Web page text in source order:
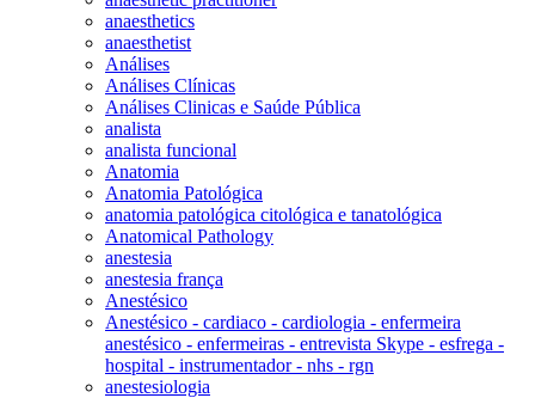
anaesthetics
anaesthetist
Análises
Análises Clínicas
Análises Clinicas e Saúde Pública
analista
analista funcional
Anatomia
Anatomia Patológica
anatomia patológica citológica e tanatológica
Anatomical Pathology
anestesia
anestesia frança
Anestésico
Anestésico - cardiaco - cardiologia - enfermeira
anestésico - enfermeiras - entrevista Skype - esfrega -
hospital - instrumentador - nhs - rgn
anestesiologia